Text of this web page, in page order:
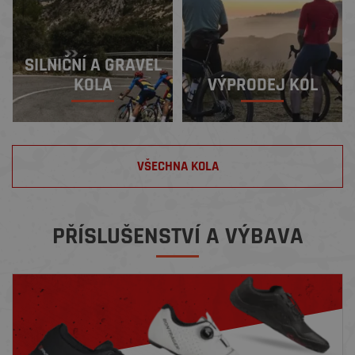
SILNIČNÍ A GRAVEL
KOLA
VÝPRODEJ KOL
VŠECHNA KOLA
PŘÍSLUŠENSTVÍ A VÝBAVA